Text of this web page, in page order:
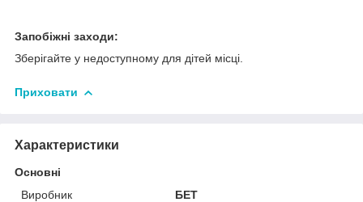
Запобіжні заходи:
Зберігайте у недоступному для дітей місці.
Приховати
Характеристики
Основні
Виробник
БЕТ